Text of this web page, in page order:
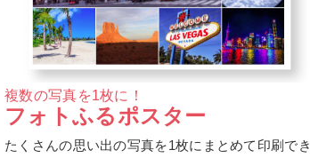
複数の写真を1枚に！
フォトふるポスター
たくさんの思い出の写真を1枚にまとめて印刷でき